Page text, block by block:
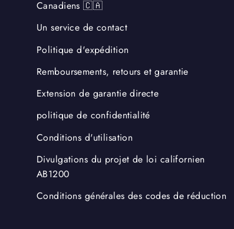
Canadiens 🇨🇦
Un service de contact
Politique d'expédition
Remboursements, retours et garantie
Extension de garantie directe
politique de confidentialité
Conditions d'utilisation
Divulgations du projet de loi californien
AB1200
Conditions générales des codes de réduction